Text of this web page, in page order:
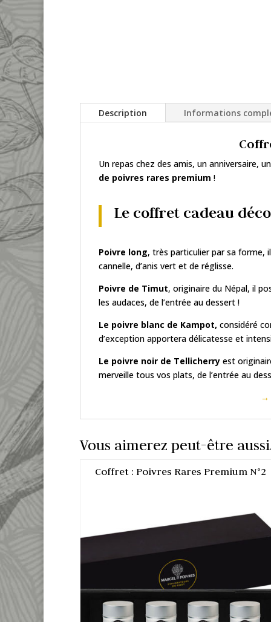
Description Informations
Un repas chez des amis, un anniversaire,
de poivres rares premium !
Le coffret cadeau
Poivre long, très particulier par sa forme,
cannelle, d’anis vert et de réglisse.
Poivre de Timut, originaire du Népal, il
les audaces, de l’entrée au dessert !
Le poivre blanc de Kampot, considéré
d’exception apportera délicatesse et
Le poivre noir de Tellicherry est
merveille tous vos plats, de l’entrée au
→
Vous aimerez peut-être
Coffret : Poivres Rares Premium N°2